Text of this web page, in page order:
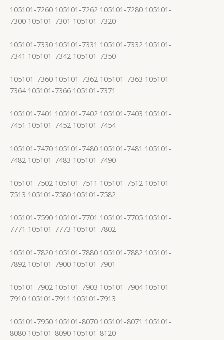
105101-7260 105101-7262 105101-7280 105101-
7300 105101-7301 105101-7320
105101-7330 105101-7331 105101-7332 105101-
7341 105101-7342 105101-7350
105101-7360 105101-7362 105101-7363 105101-
7364 105101-7366 105101-7371
105101-7401 105101-7402 105101-7403 105101-
7451 105101-7452 105101-7454
105101-7470 105101-7480 105101-7481 105101-
7482 105101-7483 105101-7490
105101-7502 105101-7511 105101-7512 105101-
7513 105101-7580 105101-7582
105101-7590 105101-7701 105101-7705 105101-
7771 105101-7773 105101-7802
105101-7820 105101-7880 105101-7882 105101-
7892 105101-7900 105101-7901
105101-7902 105101-7903 105101-7904 105101-
7910 105101-7911 105101-7913
105101-7950 105101-8070 105101-8071 105101-
8080 105101-8090 105101-8120